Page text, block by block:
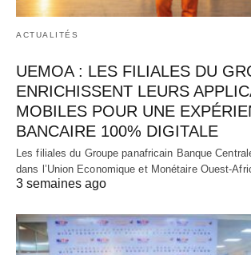
ACTUALITÉS
UEMOA : LES FILIALES DU
ENRICHISSENT LEURS
MOBILES POUR UNE
BANCAIRE 100% DIGITALE
Les filiales du Groupe panafricain Banque
dans l’Union Economique et Monétaire Ouest-
3 semaines ago